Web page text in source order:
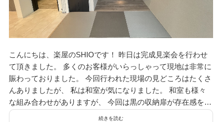
こんにちは、楽屋のSHIOです！ 昨日は完成見楽会を行わせ
て頂きました。 多くのお客様がいらっしゃって現地は非常に
賑わっておりました。 今回行われた現場の見どころはたくさ
んありましたが、 私は和室が気になりました。 和室も様々
な組み合わせがありますが、 今回は黒の収納扉が存在感を…
続きを読む